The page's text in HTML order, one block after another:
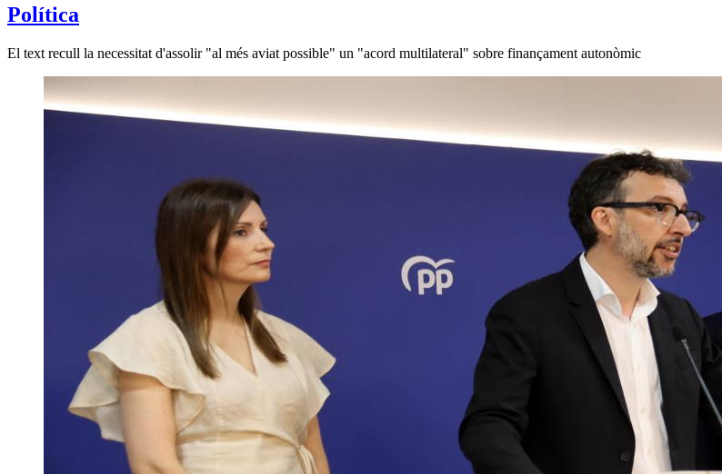
Política
El text recull la necessitat d'assolir "al més aviat possible" un "acord multilateral" sobre finançament autonòmic